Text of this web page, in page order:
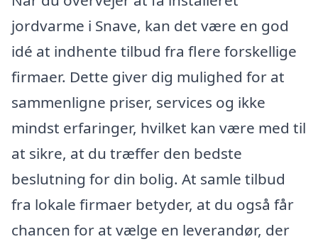
jordvarme i Snave, kan det være en god
idé at indhente tilbud fra flere forskellige
firmaer. Dette giver dig mulighed for at
sammenligne priser, services og ikke
mindst erfaringer, hvilket kan være med til
at sikre, at du træffer den bedste
beslutning for din bolig. At samle tilbud
fra lokale firmaer betyder, at du også får
chancen for at vælge en leverandør, der